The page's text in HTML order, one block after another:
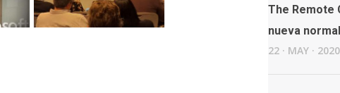
The Remote
nueva
22 · MAY · 2020